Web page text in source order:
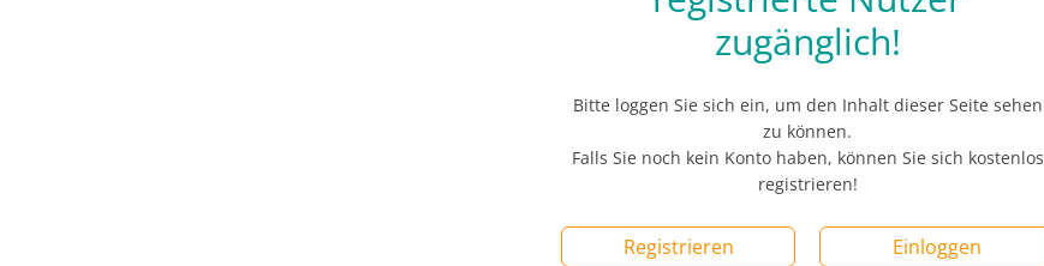
zugänglich!
Bitte loggen Sie sich ein, um den Inhalt dieser Seite sehen
zu können.
Falls Sie noch kein Konto haben, können Sie sich kostenlos
registrieren!
Registrieren Einloggen